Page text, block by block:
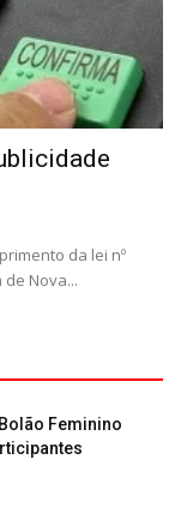
da lei nº
Nova...
Feminino